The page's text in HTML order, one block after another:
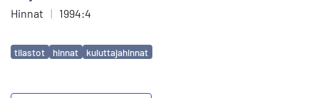
Hinnat | 1994:4
Avainsanat
tilastot hinnat kuluttajahinnat